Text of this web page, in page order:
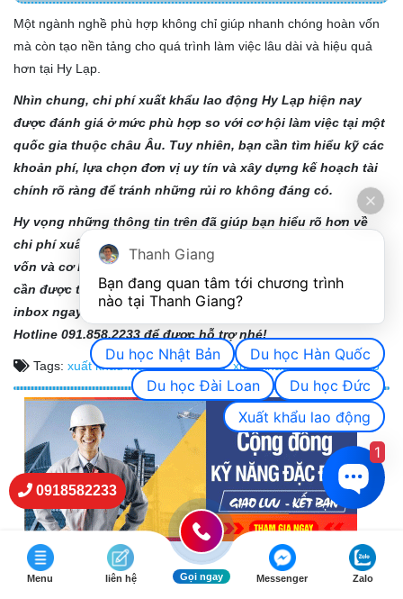
Một ngành nghề phù hợp không chỉ giúp nhanh chóng hoàn vốn
mà còn tạo nền tảng cho quá trình làm việc lâu dài và hiệu quả
hơn tại Hy Lạp.
Nhìn chung, chi phí xuất khẩu lao động Hy Lạp hiện nay
được đánh giá ở mức phù hợp so với cơ hội làm việc tại một
quốc gia thuộc châu Âu. Tuy nhiên, bạn cần tìm hiểu kỹ các
khoản phí, lựa chọn đơn vị uy tín và xây dựng kế hoạch tài
chính rõ ràng để tránh những rủi ro không đáng có.
Hy vọng những thông tin trên đã giúp bạn hiểu rõ hơn về
chi phí xuất khẩu lao động Hy Lạp cũng như khả năng hoàn
vốn và cơ hội phát triển nghề nghiệp tại thị trường này. Nếu
cần được tư vấn chi tiết về ngành nghề, mức lương, hãy
inbox ngay cho fanpage của Thanh Giang
Hotline 091.858.2233 để được hỗ trợ nhé!
Tags: xuất khẩu lao động châu âu,xuất khẩu lao động hy lạp
0918582233
Menu liên hệ Gọi ngay Messenger Zalo
Thanh Giang
Bạn đang quan tâm tới chương trình
nào tại Thanh Giang?
Du học Nhật Bản
Du học Hàn Quốc
Du học Đài Loan
Du học Đức
Xuất khẩu lao động
1